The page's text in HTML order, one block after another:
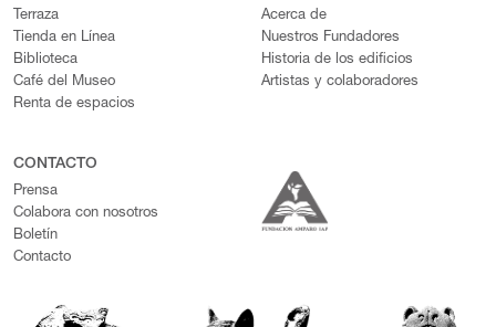
Terraza
Tienda en Línea
Biblioteca
Café del Museo
Renta de espacios
Acerca de
Nuestros Fundadores
Historia de los edificios
Artistas y colaboradores
CONTACTO
Prensa
Colabora con nosotros
Boletín
Contacto